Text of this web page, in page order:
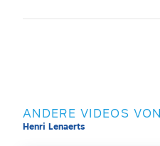
ANDERE VIDEOS VON
Henri Lenaerts